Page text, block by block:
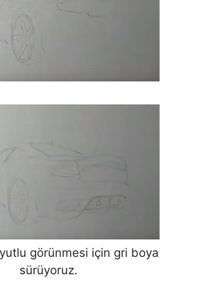
görünmesi için gri boya
sürüyoruz.